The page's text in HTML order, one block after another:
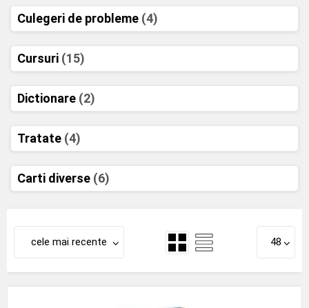
Culegeri de probleme (4)
Cursuri (15)
Dictionare (2)
Tratate (4)
Carti diverse (6)
cele mai recente 48